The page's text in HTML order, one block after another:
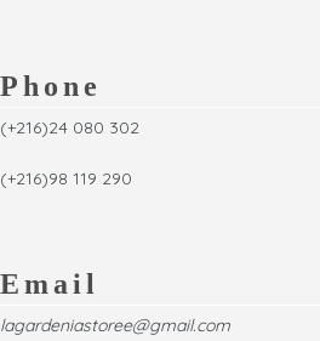
Phone
(+216)24 080 302
(+216)98 119 290
Email
lagardeniastoree@gmail.com